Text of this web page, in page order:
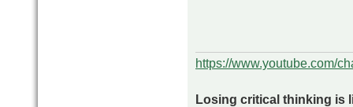
https://www.youtube.com/
Losing critical thinking is